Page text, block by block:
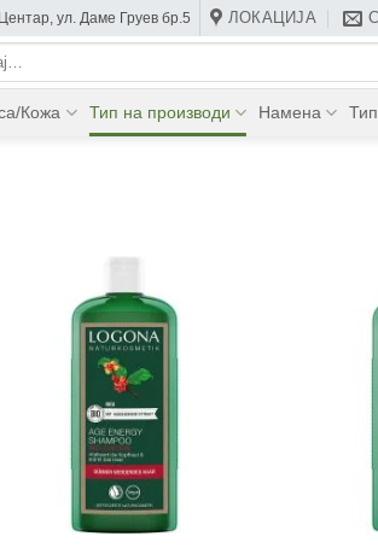
ул. Даме Груев бр.5 ЛОКАЦИЈА
Кожа Тип на производи Намена